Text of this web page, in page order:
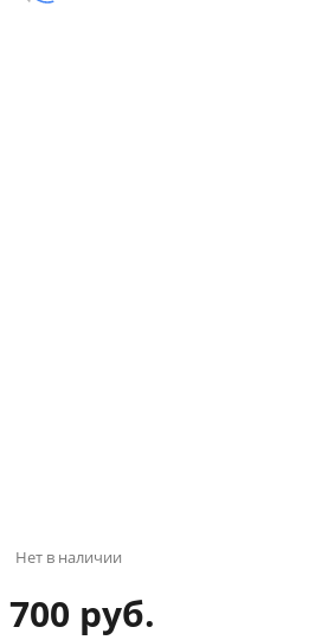
Нет в наличии
700 руб.